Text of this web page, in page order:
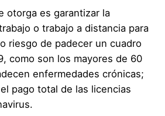
otorga es garantizar la
o trabajo a distancia para
riesgo de padecer un cuadro
como son los mayores de 60
enfermedades crónicas;
pago total de las licencias